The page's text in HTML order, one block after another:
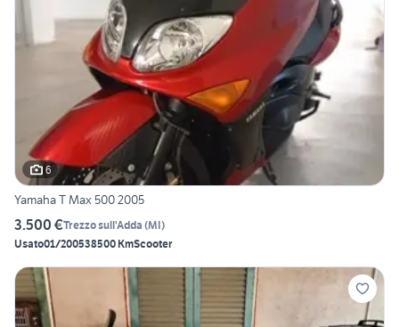
6
Yamaha T Max 500 2005
3.500 €Trezzo sull'Adda (MI)
Usato01/200538500 KmScooter